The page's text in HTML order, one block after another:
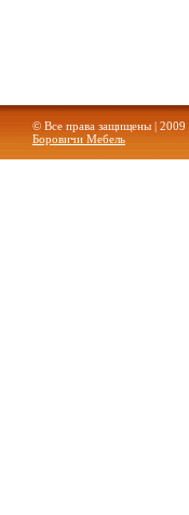
© Все права защищены | 2009
Боровичи Мебель